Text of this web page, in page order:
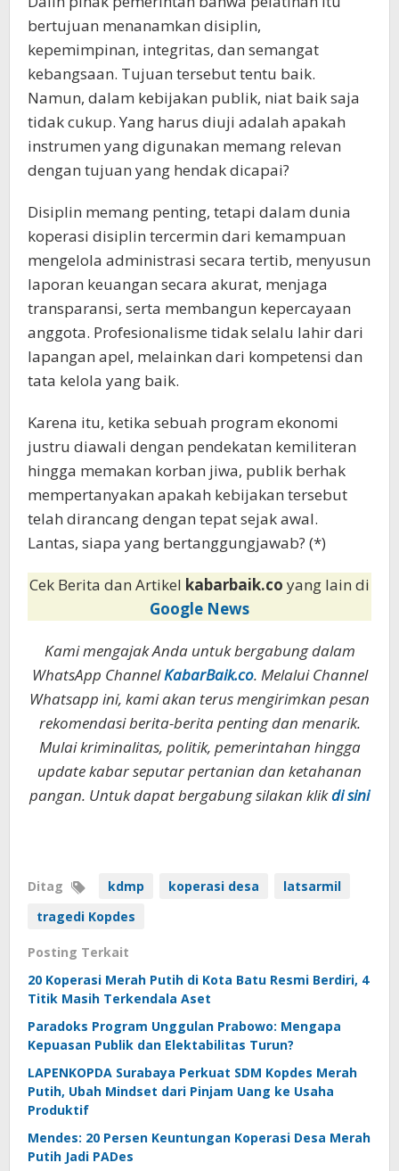
bertujuan menanamkan disiplin,
kepemimpinan, integritas, dan semangat
kebangsaan. Tujuan tersebut tentu baik.
Namun, dalam kebijakan publik, niat baik saja
tidak cukup. Yang harus diuji adalah apakah
instrumen yang digunakan memang relevan
dengan tujuan yang hendak dicapai?
Disiplin memang penting, tetapi dalam dunia
koperasi disiplin tercermin dari kemampuan
mengelola administrasi secara tertib, menyusun
laporan keuangan secara akurat, menjaga
transparansi, serta membangun kepercayaan
anggota. Profesionalisme tidak selalu lahir dari
lapangan apel, melainkan dari kompetensi dan
tata kelola yang baik.
Karena itu, ketika sebuah program ekonomi
justru diawali dengan pendekatan kemiliteran
hingga memakan korban jiwa, publik berhak
mempertanyakan apakah kebijakan tersebut
telah dirancang dengan tepat sejak awal.
Lantas, siapa yang bertanggungjawab? (*)
Cek Berita dan Artikel kabarbaik.co yang lain di
Google News
Kami mengajak Anda untuk bergabung dalam
WhatsApp ChannelKabarBaik.co. Melalui Channel
Whatsapp ini, kami akan terus mengirimkan pesan
rekomendasi berita-berita penting dan menarik.
Mulai kriminalitas, politik, pemerintahan hingga
update kabar seputar pertanian dan ketahanan
pangan. Untuk dapat bergabung silakan klikdi sini
Ditag kdmp koperasi desa
latsarmil
tragedi Kopdes
Posting Terkait
20 Koperasi Merah Putih di Kota Batu Resmi Berdiri, 4
Titik Masih Terkendala Aset
Paradoks Program Unggulan Prabowo: Mengapa
Kepuasan Publik dan Elektabilitas Turun?
LAPENKOPDA Surabaya Perkuat SDM Kopdes Merah
Putih, Ubah Mindset dari Pinjam Uang ke Usaha
Produktif
Mendes: 20 Persen Keuntungan Koperasi Desa Merah
Putih Jadi PADes